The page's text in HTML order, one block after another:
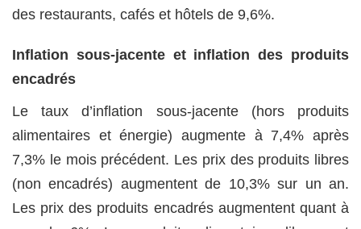
des restaurants, cafés et hôtels de 9,6%.
Inflation sous-jacente et inflation des produits
encadrés
Le taux d’inflation sous-jacente (hors produits
alimentaires et énergie) augmente à 7,4% après
7,3% le mois précédent. Les prix des produits libres
(non encadrés) augmentent de 10,3% sur un an.
Les prix des produits encadrés augmentent quant à